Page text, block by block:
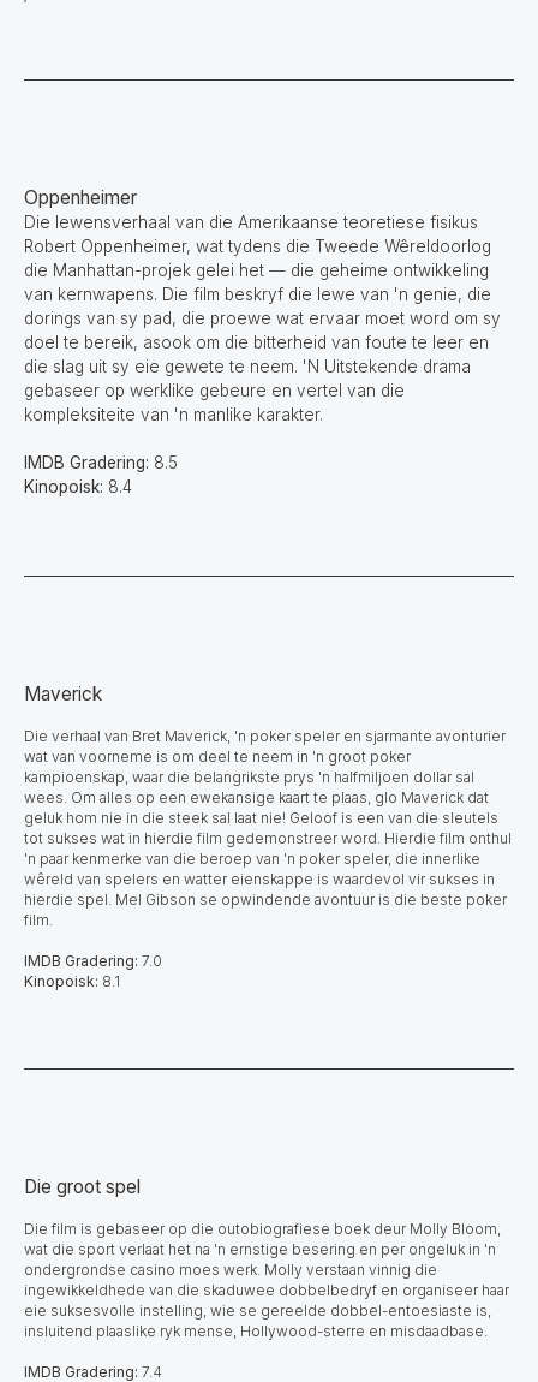
Oppenheimer
Die lewensverhaal van die Amerikaanse teoretiese fisikus
Robert Oppenheimer, wat tydens die Tweede Wêreldoorlog
die Manhattan-projek gelei het — die geheime ontwikkeling
van kernwapens. Die film beskryf die lewe van 'n genie, die
dorings van sy pad, die proewe wat ervaar moet word om sy
doel te bereik, asook om die bitterheid van foute te leer en
die slag uit sy eie gewete te neem. 'N Uitstekende drama
gebaseer op werklike gebeure en vertel van die
kompleksiteite van 'n manlike karakter.
IMDB Gradering: 8.5
Kinopoisk: 8.4
Maverick
Die verhaal van Bret Maverick, 'n poker speler en sjarmante avonturier
wat van voorneme is om deel te neem in 'n groot poker
kampioenskap, waar die belangrikste prys 'n halfmiljoen dollar sal
wees. Om alles op een ewekansige kaart te plaas, glo Maverick dat
geluk hom nie in die steek sal laat nie! Geloof is een van die sleutels
tot sukses wat in hierdie film gedemonstreer word. Hierdie film onthul
'n paar kenmerke van die beroep van 'n poker speler, die innerlike
wêreld van spelers en watter eienskappe is waardevol vir sukses in
hierdie spel. Mel Gibson se opwindende avontuur is die beste poker
film.
IMDB Gradering: 7.0
Kinopoisk: 8.1
Die groot spel
Die film is gebaseer op die outobiografiese boek deur Molly Bloom,
wat die sport verlaat het na 'n ernstige besering en per ongeluk in 'n
ondergrondse casino moes werk. Molly verstaan vinnig die
ingewikkeldhede van die skaduwee dobbelbedryf en organiseer haar
eie suksesvolle instelling, wie se gereelde dobbel-entoesiaste is,
insluitend plaaslike ryk mense, Hollywood-sterre en misdaadbase.
IMDB Gradering: 7.4